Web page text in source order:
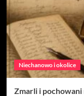
Niechanowo i okolice
Zmarli i